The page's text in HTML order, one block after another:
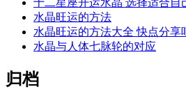
水晶旺运的方法
水晶旺运的方法大全 快点分享
水晶与人体七脉轮的对应
归档